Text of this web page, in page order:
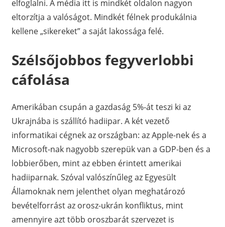
elfoglalni. A média itt is mindkét oldalon nagyon
eltorzítja a valóságot. Mindkét félnek produkálnia
kellene „sikereket” a saját lakossága felé.
Szélsőjobbos fegyverlobbi
cáfolása
Amerikában csupán a gazdaság 5%-át teszi ki az
Ukrajnába is szállító hadiipar. A két vezető
informatikai cégnek az országban: az Apple-nek és a
Microsoft-nak nagyobb szerepük van a GDP-ben és a
lobbierőben, mint az ebben érintett amerikai
hadiiparnak. Szóval valószínűleg az Egyesült
Államoknak nem jelenthet olyan meghatározó
bevételforrást az orosz-ukrán konfliktus, mint
amennyire azt több oroszbarát szervezet is